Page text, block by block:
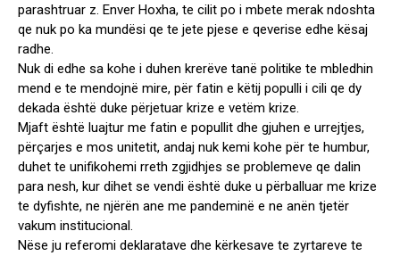
parashtruar z. Enver Hoxha, te cilit po i mbete merak ndoshta
qe nuk po ka mundësi qe te jete pjese e qeverise edhe kësaj
radhe.
Nuk di edhe sa kohe i duhen krerëve tanë politike te mbledhin
mend e te mendojnë mire, për fatin e këtij populli i cili qe dy
dekada është duke përjetuar krize e vetëm krize.
Mjaft është luajtur me fatin e popullit dhe gjuhen e urrejtjes,
përçarjes e mos unitetit, andaj nuk kemi kohe për te humbur,
duhet te unifikohemi rreth zgjidhjes se problemeve qe dalin
para nesh, kur dihet se vendi është duke u përballuar me krize
te dyfishte, ne njërën ane me pandeminë e ne anën tjetër
vakum institucional.
Nëse ju referomi deklaratave dhe kërkesave te zyrtareve te